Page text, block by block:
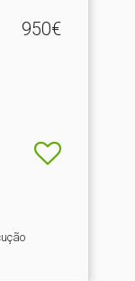
950€